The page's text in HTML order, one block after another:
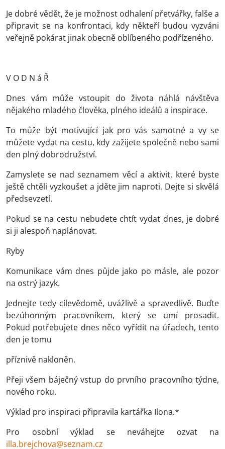
Je dobré vědět, že je možnost odhalení přetvářky, falše a
připravit se na konfrontaci, kdy někteří budou vyzváni
veřejně pokárat jinak obecně oblíbeného podřízeného.
V O D N á Ř
Dnes vám může vstoupit do života náhlá návštěva
nějakého mladého člověka, plného ideálů a inspirace.
To může být motivující jak pro vás samotné a vy se
můžete vydat na cestu, kdy zažijete společně nebo sami
den plný dobrodružství.
Zamyslete se nad seznamem věcí a aktivit, které byste
ještě chtěli vyzkoušet a jděte jim naproti. Dejte si skvělá
předsevzetí.
Pokud se na cestu nebudete chtít vydat dnes, je dobré
si ji alespoň naplánovat.
Ryby
Komunikace vám dnes půjde jako po másle, ale pozor
na ostrý jazyk.
Jednejte tedy cílevědomě, uvážlivě a spravedlivě. Buďte
bezúhonným pracovníkem, který se umí prosadit.
Pokud potřebujete dnes něco vyřídit na úřadech, tento
den je tomu
příznivě nakloněn.
Přeji všem báječný vstup do prvního pracovního týdne,
nového roku.
Výklad pro inspiraci připravila kartářka Ilona.*
Pro osobní výklad se neváhejte ozvat na
illa.brejchova@seznam.cz